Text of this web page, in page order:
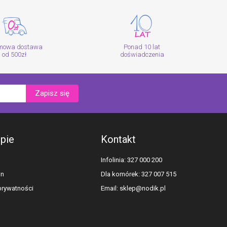
dostawa
od 500zł
Ponad 10 lat
doświadczenia
Zapisz się
Kontakt
Infolinia: 327 000 200
Dla komórek: 327 007 515
Email: sklep@nodik.pl